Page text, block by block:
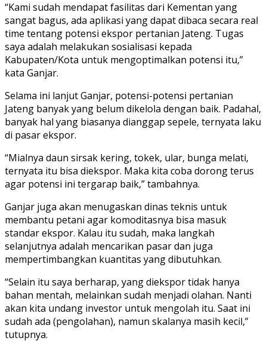
“Kami sudah mendapat fasilitas dari Kementan yang
sangat bagus, ada aplikasi yang dapat dibaca secara real
time tentang potensi ekspor pertanian Jateng. Tugas
saya adalah melakukan sosialisasi kepada
Kabupaten/Kota untuk mengoptimalkan potensi itu,”
kata Ganjar.
Selama ini lanjut Ganjar, potensi-potensi pertanian
Jateng banyak yang belum dikelola dengan baik. Padahal,
banyak hal yang biasanya dianggap sepele, ternyata laku
di pasar ekspor.
“Mialnya daun sirsak kering, tokek, ular, bunga melati,
ternyata itu bisa diekspor. Maka kita coba dorong terus
agar potensi ini tergarap baik,” tambahnya.
Ganjar juga akan menugaskan dinas teknis untuk
membantu petani agar komoditasnya bisa masuk
standar ekspor. Kalau itu sudah, maka langkah
selanjutnya adalah mencarikan pasar dan juga
mempertimbangkan kuantitas yang dibutuhkan.
“Selain itu saya berharap, yang diekspor tidak hanya
bahan mentah, melainkan sudah menjadi olahan. Nanti
akan kita undang investor untuk mengolah itu. Saat ini
sudah ada (pengolahan), namun skalanya masih kecil,”
tutupnya.